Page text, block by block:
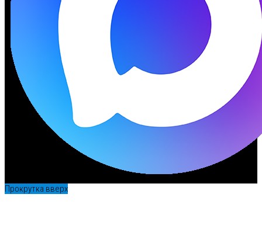
Прокрутка вверх